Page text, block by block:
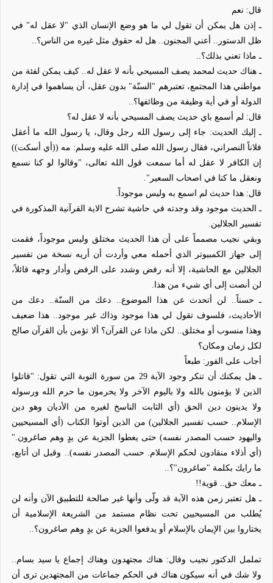
قال: نعم
ـ إذن هل يمكن أن تقول لي ما هو وضع الإنسان الذي "لا عقل له" في
ظل الدستور.. أعني المجنون.. هل له حقوق مثل غيره من الناس؟..
ـ ماذا تعني بذلك؟..
ـ هناك حديث لمحمد يصف المسيحي بأنه لا عقل له.. كيف يمكن لفئة من
مواطني هذا المجتمع، تعتبرهم "السنّة" بدون عقل، أن يساهموا في إدارة
الدولة أو في أية وظيفة من وظائفها؟..
قال: لم أسمع باي حديث يصف المسيحي بأنه لا عقل له؟
ـ إليك الحديث: جاء إلى رسول الله رجل وقال، يا رسول الله ما أعقل
فلاناً النصراني، فقال رسول الله صلى الله عليه وسلم: مه ((أي أسكت))
إن الكافر لا عقل له أما سمعت قول الله تعالى، "وقالوا لو كنا نسمع
ونعقل ما كنا في اصحاب السعير".
قال: هذا حديث لم اسمع به وليس موجوداً.
ـ الحديث موجود وقد وجدته في حاشية تشرح الاية القرآنية المذكورة في
تفسير الجلالين.
وبقي نجيب مصمماً على أن هذا الحديث مختلق وليس موجوداً، فقمت
إلى جهاز الكمبيوتر الذي أحمله معي وأردت أن أريه نسخة من تفسير
الجلالين مع الحاشية، إلا أنه رفض وشدد على الرفض وأدار وجهه قائلاً،
لن أنصت إلى أي شيء من هذا.
ـ حسناً.. لن أتحدث عن هذا الموضوع.. دعك من السنّة.. دعك من
الأحاديث، فلسوف تقول لي هذا موجود وذاك غير موجود.. هذا ضعيف
وهذا منسوب أو مختلق.. لكن ماذا عن القرآن؟ ألا تؤمن بأن القرآن صالح
لكل زمان ومكان؟
أجاب على الفور: طبعاً
ـ هل يمكنك أن تنكر وجود الآية 29 من سورة التوبة التي تقول:
"قاتلوا
الذين لا يؤمنون بالله ولا باليوم الآخر ولا يحرمون ما حرم الله ورسوله
ولا يدينون دين الحق (أي الثابت الناسخ لغيره من الأديان وهو دين
الإسلام .. حسب تفسير الجلالين)من الذين أوتوا الكتاب (أي المسيحيين
واليهود حسب المصدر نفسه)حتى يعطوا الجزية عن يدٍ وهم صاغرون ."
(أي أذلاء منقادون لحكم الإسلام.
حسب المصدر نفسه).. وقبل ان أتابع،
ما رايك بكلمة "صاغرون"؟..
ـ معك حق.. قوية!!
ـ هل تعتبر زمن هذه الآية قد ولّى وأنها غير صالحة للتطبيق الآن وأنه لن
يُطلب من المسيحيين تحت نظام مستمد من الشريعة الإسلامية أن
يختاروا بين الإيمان بالإسلام أو يدفعوا الجزية عن يدٍ وهم صاغرون؟..
تململ الدكتور نجيب وقال: هناك مجتهدون وهناك إجماع يا سيد بسام..
ولا شك في أنه سيكون هناك في الحكم جماعات من المجتهدين ترى أن